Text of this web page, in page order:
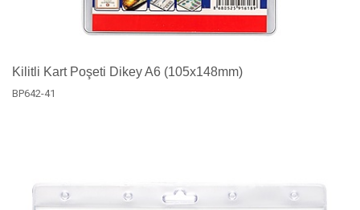
Kilitli Kart Poşeti Dikey A6 (105x148mm)
BP642-41